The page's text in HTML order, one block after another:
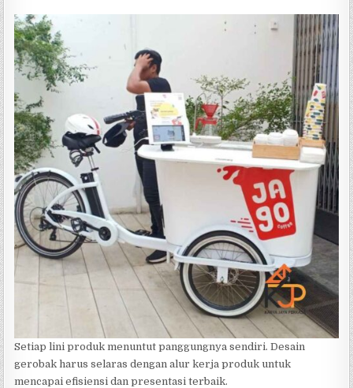
Setiap lini produk menuntut panggungnya sendiri. Desain
gerobak harus selaras dengan alur kerja produk untuk
mencapai efisiensi dan presentasi terbaik.